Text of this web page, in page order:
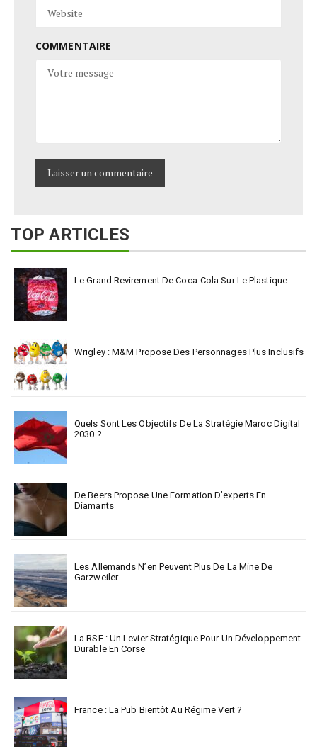
COMMENTAIRE
TOP ARTICLES
Le Grand Revirement De Coca-Cola Sur Le Plastique
Wrigley : M&M Propose Des Personnages Plus Inclusifs
Quels Sont Les Objectifs De La Stratégie Maroc Digital
2030 ?
De Beers Propose Une Formation D’experts En
Diamants
Les Allemands N’en Peuvent Plus De La Mine De
Garzweiler
La RSE : Un Levier Stratégique Pour Un Développement
Durable En Corse
France : La Pub Bientôt Au Régime Vert ?